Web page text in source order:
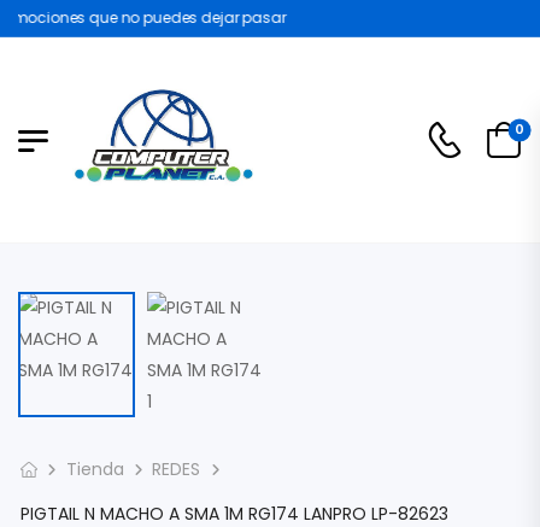
que no puedes dejar pasar
0
Tienda
REDES
PIGTAIL N MACHO A SMA 1M RG174 LANPRO LP-82623